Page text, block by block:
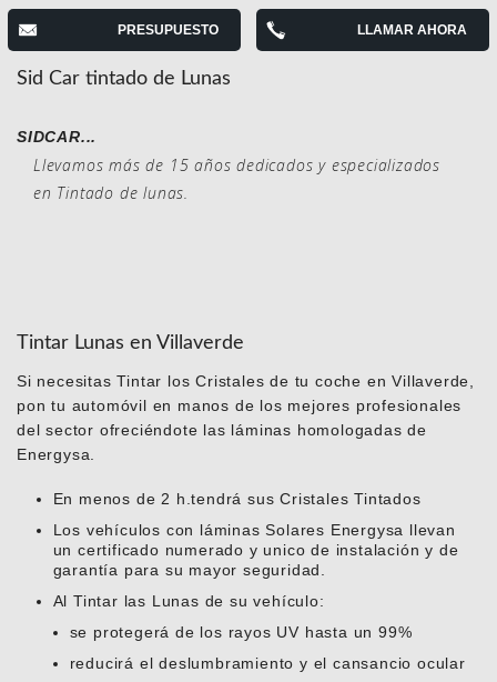
PRESUPUESTO LLAMAR AHORA
Sid Car tintado de Lunas
SIDCAR...
Llevamos más de 15 años dedicados y especializados
en Tintado de lunas.
Tintar Lunas en Villaverde
Si necesitas Tintar los Cristales de tu coche en Villaverde,
pon tu automóvil en manos de los mejores profesionales
del sector ofreciéndote las láminas homologadas de
Energysa.
En menos de 2 h.tendrá sus Cristales Tintados
Los vehículos con láminas Solares Energysa llevan
un certificado numerado y unico de instalación y de
garantía para su mayor seguridad.
Al Tintar las Lunas de su vehículo:
se protegerá de los rayos UV hasta un 99%
reducirá el deslumbramiento y el cansancio ocular